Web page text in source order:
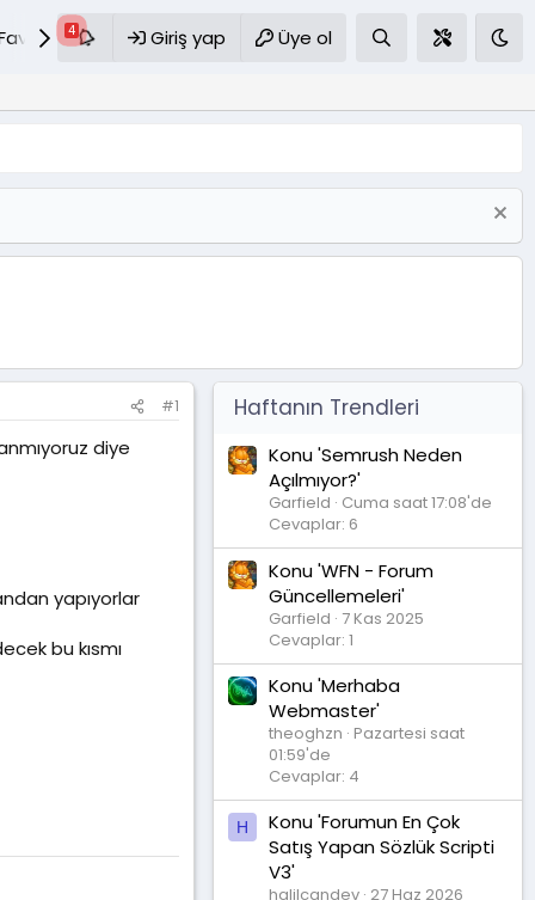
S.S.S
Giriş yap Üye ol
#1
diye
yapıyorlar
bu kısmı
Haftanın Trendleri
Konu 'Semrush Neden
Açılmıyor?'
Garfield Cuma saat 17:08'de
Cevaplar: 6
Konu 'WFN - Forum
Güncellemeleri'
Garfield 7 Kas 2025
Cevaplar: 1
Konu 'Merhaba
Webmaster'
theoghzn Pazartesi saat
01:59'de
Cevaplar: 4
H
Konu 'Forumun En Çok
Satış Yapan Sözlük Scripti
V3'
halilcandev 27 Haz 2026